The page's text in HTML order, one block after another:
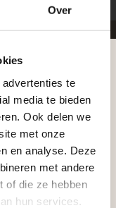
Over
te
media te bieden
Ook delen we
met onze
en analyse. Deze
met andere
of die ze hebben
hun services.
partner
tuin- en
van
assortiment
meer over de
tijdens de
tijdens
op
voor de